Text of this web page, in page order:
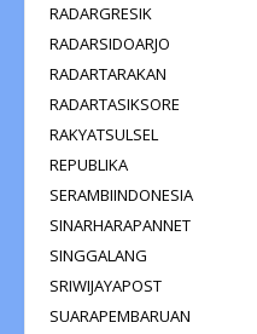
RADARGRESIK
RADARSIDOARJO
RADARTARAKAN
RADARTASIKSORE
RAKYATSULSEL
REPUBLIKA
SERAMBIINDONESIA
SINARHARAPANNET
SINGGALANG
SRIWIJAYAPOST
SUARAPEMBARUAN